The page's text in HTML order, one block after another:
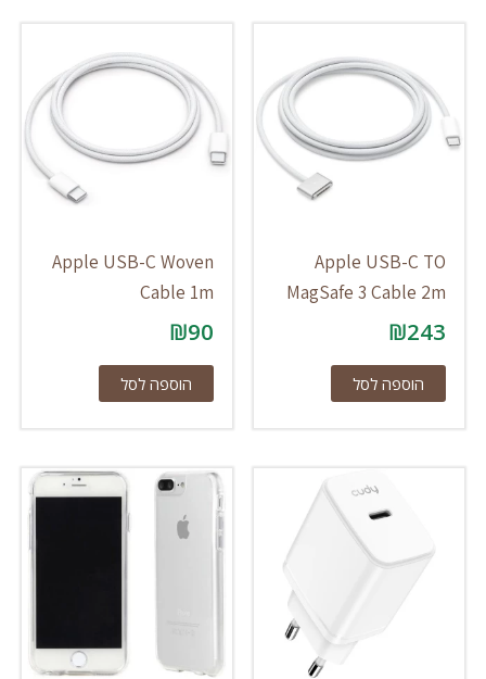
Apple USB-C TO
MagSafe 3 Cable 2m
₪243
הוספה לסל
Apple USB-C Woven
Cable 1m
₪90
הוספה לסל